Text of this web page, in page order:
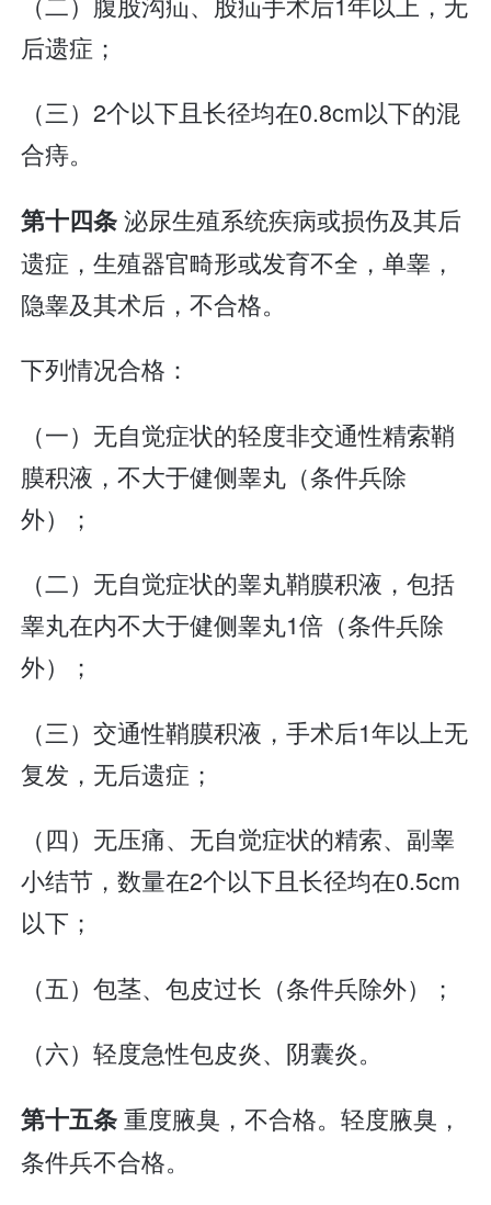
后遗症；
（三）2个以下且长径均在0.8cm以下的混
合痔。
第十四条泌尿生殖系统疾病或损伤及其后
遗症，生殖器官畸形或发育不全，单睾，
隐睾及其术后，不合格。
下列情况合格：
（一）无自觉症状的轻度非交通性精索鞘
膜积液，不大于健侧睾丸（条件兵除
外）；
（二）无自觉症状的睾丸鞘膜积液，包括
睾丸在内不大于健侧睾丸1倍（条件兵除
外）；
（三）交通性鞘膜积液，手术后1年以上无
复发，无后遗症；
（四）无压痛、无自觉症状的精索、副睾
小结节，数量在2个以下且长径均在0.5cm
以下；
（五）包茎、包皮过长（条件兵除外）；
（六）轻度急性包皮炎、阴囊炎。
第十五条重度腋臭，不合格。轻度腋臭，
条件兵不合格。